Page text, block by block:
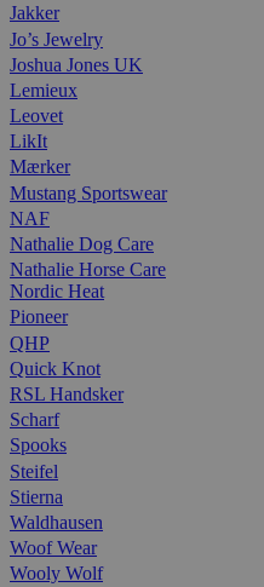
Jakker
Jo’s Jewelry
Joshua Jones UK
Lemieux
Leovet
LikIt
Mærker
Mustang Sportswear
NAF
Nathalie Dog Care
Nathalie Horse Care
Nordic Heat
Pioneer
QHP
Quick Knot
RSL Handsker
Scharf
Spooks
Steifel
Stierna
Waldhausen
Woof Wear
Wooly Wolf